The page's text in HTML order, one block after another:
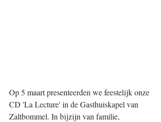
Op 5 maart presenteerden we feestelijk onze
CD 'La Lecture' in de Gasthuiskapel van
Zaltbommel. In bijzijn van familie,